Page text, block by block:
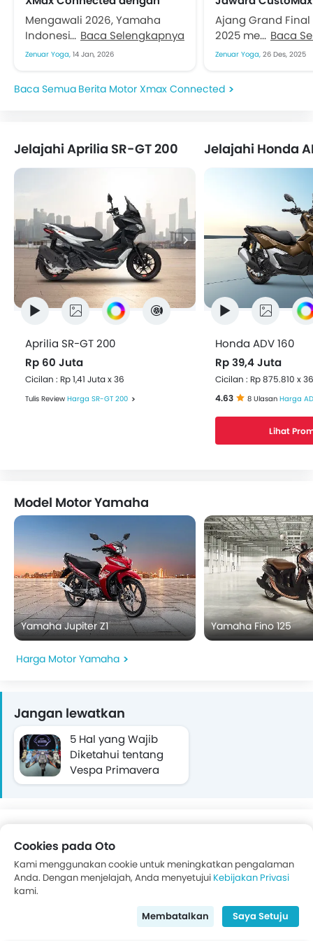
Varian Warna Baru
Mengawali 2026, Yamaha
Indonesia melakukan
penyegaran pada jajaran
PT Yamaha Indonesia Motor
Mfg merilis varian...
Baca Selengkapnya
Zenuar Yoga, 14 Jan, 2026
Biaya Modif
milliar
Ajang Grand
2025 menjadi
pembuktian
seluruh
The Dome
Baca
Zenuar Yoga, 26 Des, 2025
Berita Motor Xmax Connected
Jelajahi Aprilia SR-GT 200
Aprilia SR-GT 200
Rp 60 Juta
Cicilan : Rp 1,41 Juta x 36
Tulis Review Harga SR-GT 200
Jelajahi Honda
Honda ADV 160
Rp 39,4 Juta
Cicilan : Rp 875.810 x 36
4.63
8 Ulasan Harga
Lihat
Model Motor Yamaha
Yamaha Jupiter Z1 Yamaha Fino 125
Harga Motor Yamaha
Jangan lewatkan
5 Hal yang Wajib
Diketahui tentang
Vespa Primavera
dan Sprint 180cc
Cicilan
Standard
DP Rp 6,3 Juta
Tech Max
Cookies pada Oto
Kami menggunakan cookie untuk meningkatkan pengalaman
Anda. Dengan menjelajah, Anda menyetujui Kebijakan Privasi
kami.
Membatalkan
Saya Setuju